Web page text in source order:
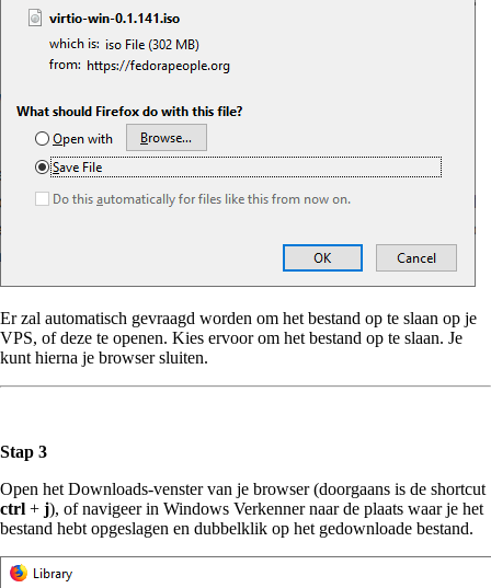
Er zal automatisch gevraagd worden om het bestand op te slaan op je
VPS, of deze te openen. Kies ervoor om het bestand op te slaan. Je
kunt hierna je browser sluiten.
Stap 3
Open het Downloads-venster van je browser (doorgaans is de shortcut
ctrl + j), of navigeer in Windows Verkenner naar de plaats waar je het
bestand hebt opgeslagen en dubbelklik op het gedownloade bestand.